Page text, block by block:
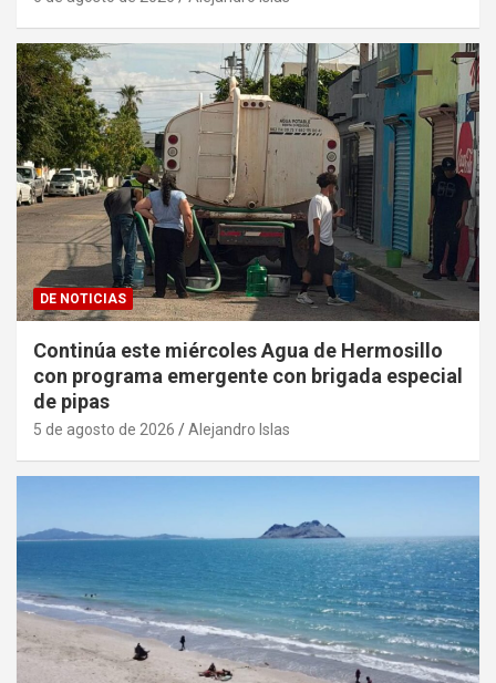
DE NOTICIAS
Continúa este miércoles Agua de Hermosillo
con programa emergente con brigada especial
de pipas
5 de agosto de 2026 Alejandro Islas